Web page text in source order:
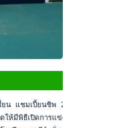
ยน แชมเปี้ยนชิพ 2023" ที่กรุงพนมเ
พิธีเปิดการแข่งขันขึ้นด้วย ก่อนเริ่มแ